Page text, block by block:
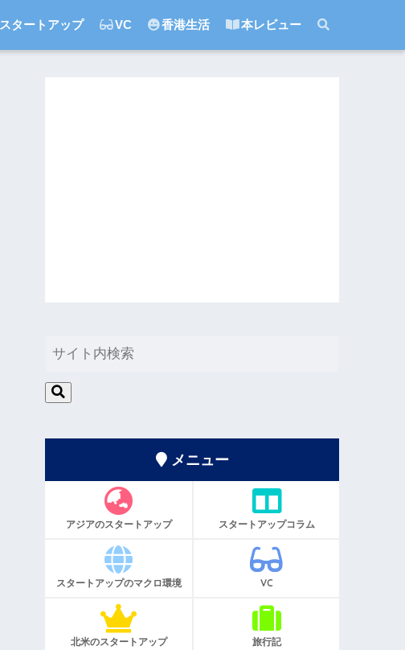
スタートアップ VC 香港生活 本レビュー
メニュー
アジアのスタートアップ スタートアップコラム
スタートアップのマクロ環境 VC
北米のスタートアップ 旅行記